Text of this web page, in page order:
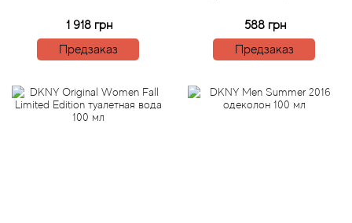
1 918 грн
Предзаказ
588 грн
Предзаказ
Biehl Parfumkunstwerke
Bijan